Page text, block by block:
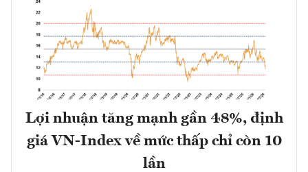
Lợi nhuận tăng mạnh gần 48%, định
giá VN-Index về mức thấp chỉ còn 10
lần